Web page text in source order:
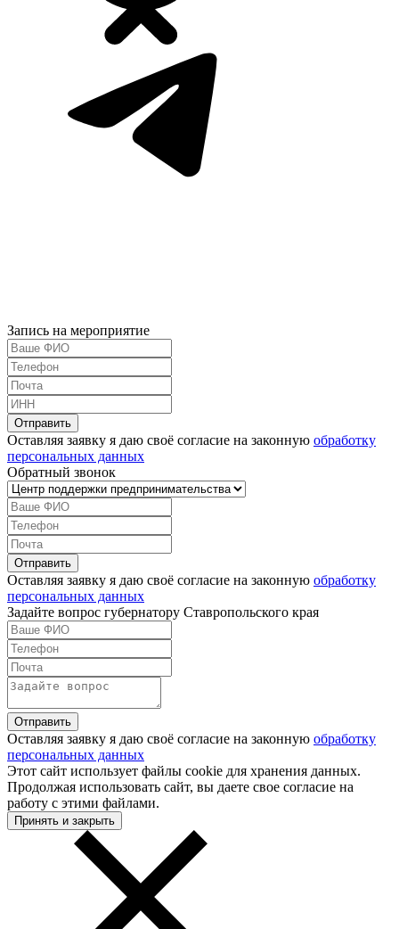
Запись на мероприятие
Оставляя заявку я даю своё согласие на законную обработку
персональных данных
Обратный звонок
Оставляя заявку я даю своё согласие на законную обработку
персональных данных
Задайте вопрос губернатору Ставропольского края
Оставляя заявку я даю своё согласие на законную обработку
персональных данных
Этот сайт использует файлы cookie для хранения данных.
Продолжая использовать сайт, вы даете свое согласие на
работу с этими файлами.
Принять и закрыть